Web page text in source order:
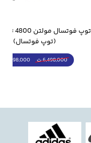
(توپ فوتسال)
6,498,000 ت 5,298,000 ت